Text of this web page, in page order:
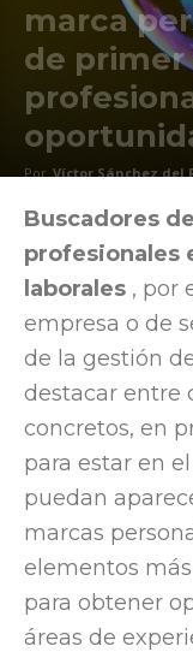
marca
de
Por Víctor Sánchez del
Buscadores
profesionales
laborales , por
empresa o de
de la gestión
destacar entre
concretos, en
para estar en
puedan
marcas
elementos
para obtener
áreas de